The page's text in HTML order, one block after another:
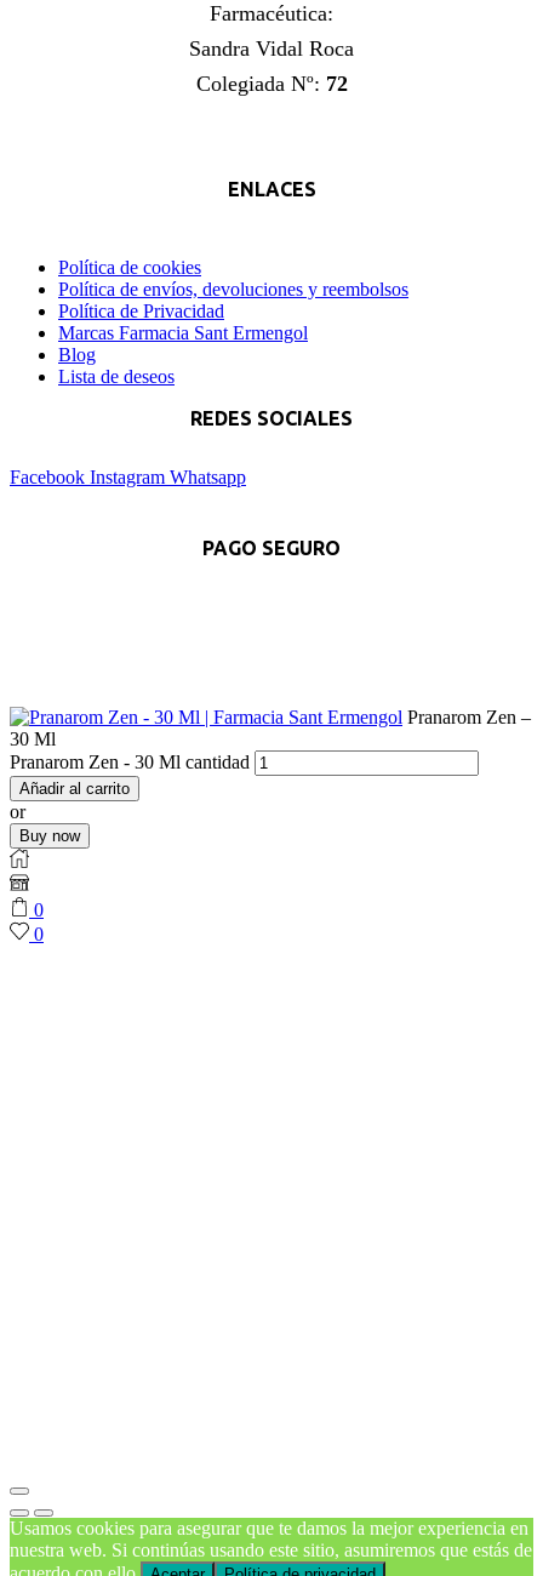
Farmacéutica:
Sandra Vidal Roca
Colegiada Nº: 72
ENLACES
Política de cookies
Política de envíos, devoluciones y reembolsos
Política de Privacidad
Marcas Farmacia Sant Ermengol
Blog
Lista de deseos
REDES SOCIALES
Facebook Instagram Whatsapp
PAGO SEGURO
Pranarom Zen –
30 Ml
Pranarom Zen - 30 Ml cantidad
Añadir al carrito
or
Buy now
0
0
Usamos cookies para asegurar que te damos la mejor experiencia en
nuestra web. Si continúas usando este sitio, asumiremos que estás de